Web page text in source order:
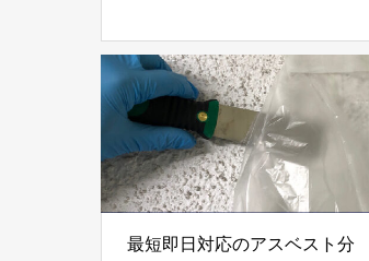
プ®」
アイディールブレーン株式会
社
最短即日対応のアスベスト分